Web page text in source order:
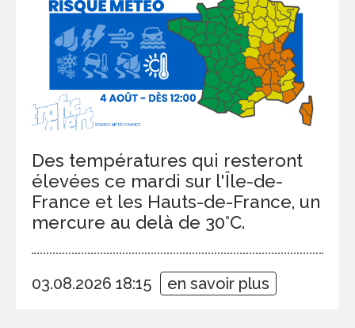
Des températures qui resteront
élevées ce mardi sur l'Île-de-
France et les Hauts-de-France, un
mercure au delà de 30°C.
03.08.2026 18:15 en savoir plus